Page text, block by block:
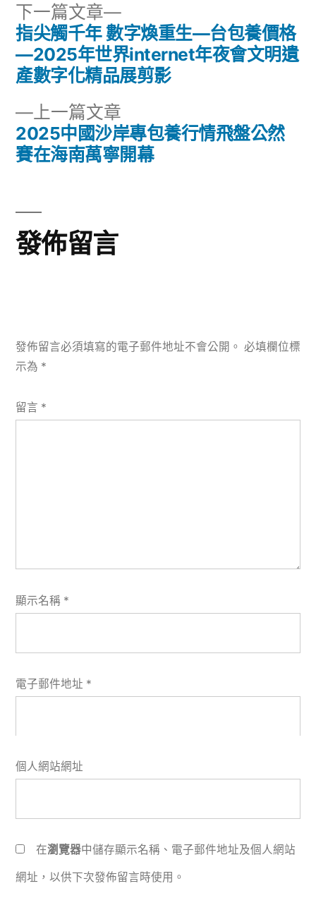
文
章
導
覽
上一篇文章
一
篇
2025中國沙岸專包養行情飛盤公然
賽在海南萬寧開幕
下一篇文章
下
一
篇
文
指尖觸千年 數字煥重生—台包養價格
—2025年世界internet年夜會文明遺
產數字化精品展剪影
發佈留言
發佈留言必須填寫的電子郵件地址不會公開。 必填欄位標
示為 *
留言 *
顯示名稱 *
電子郵件地址 *
個人網站網址
在瀏覽器中儲存顯示名稱、電子郵件地址及個人網站
網址，以供下次發佈留言時使用。